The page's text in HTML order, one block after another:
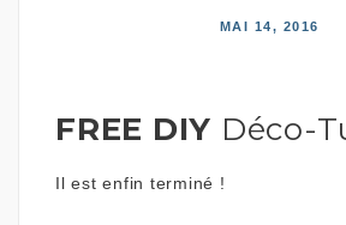
MAI 14, 2016
FREE DIY Déco-
Il est enfin terminé !